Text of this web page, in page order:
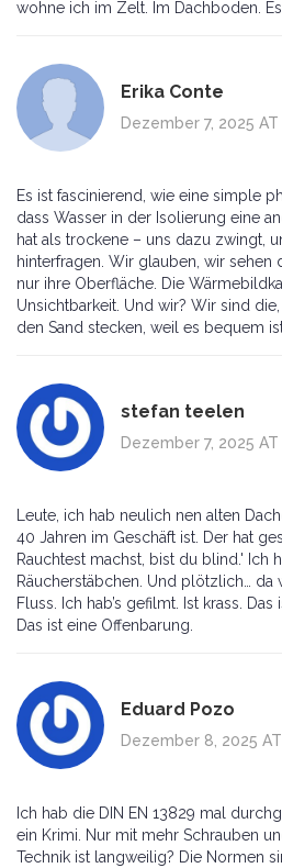
wohne ich im Zelt. Im Dachboden. Es
Erika Conte
Dezember 7, 2025 AT
Es ist fascinierend, wie eine simple
dass Wasser in der Isolierung eine
hat als trockene – uns dazu zwingt,
hinterfragen. Wir glauben, wir sehen
nur ihre Oberfläche. Die
Unsichtbarkeit. Und wir? Wir sind
den Sand stecken, weil es bequem
stefan teelen
Dezember 7, 2025 AT
Leute, ich hab neulich nen alten
40 Jahren im Geschäft ist. Der hat
Rauchtest machst, bist du blind.' Ich
Räucherstäbchen. Und plötzlich… da
Fluss. Ich hab’s gefilmt. Ist krass.
Das ist eine Offenbarung.
Eduard Pozo
Dezember 8, 2025
Ich hab die DIN EN 13829 mal
ein Krimi. Nur mit mehr Schrauben
Technik ist langweilig? Die Normen